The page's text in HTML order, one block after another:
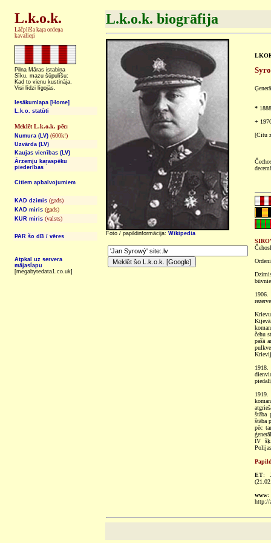
L.k.o.k.
Lāčplēša kaŗa ordeņa
kavalieŗi
Pilna Māras istabiņa
Sīku, mazu šūpulīšu:
Kad to vienu kustināja,
Visi līdzi līgojās.
Iesākumlapa [Home]
L.k.o. statūti
Meklēt L.k.o.k. pēc:
Numura (LV) (600k!)
Uzvārda (LV)
Kaujas vienības (LV)
Ārzemju kaŗaspēku
piederības
Citiem apbalvojumiem
KAD dzimis (gads)
KAD miris (gads)
KUR miris (valsts)
PAR šo dB / vēres
Atpkaļ uz servera
mājaslapu
[megabytedata1.co.uk]
L.k.o.k. biogrāfija
Foto / papildinformācija: Wikipedia
*
+
[Citu
čehu
pašā
štāba
štāba
pēc
IV
ET:
www
http://